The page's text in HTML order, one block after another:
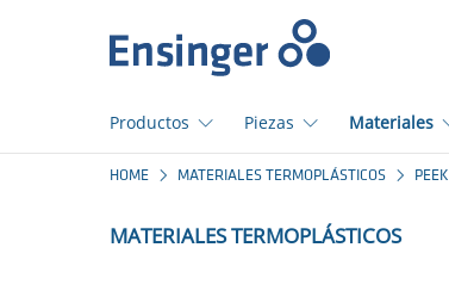
Productos Piezas Materiales
HOME MATERIALES TERMOPLÁSTICOS PEEK
MATERIALES TERMOPLÁSTICOS